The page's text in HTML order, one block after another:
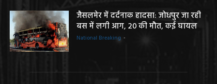
जैसलमेर में दर्दनाक हादसा: जोधपुर जा रही
बस में लगी आग, 20 की मौत, कई घायल
National Breaking -